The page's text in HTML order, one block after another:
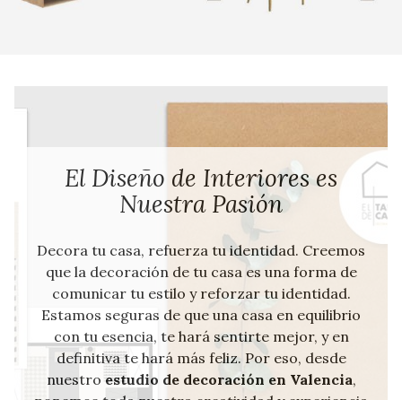
¿Te hacemos un proyecto?
Si necesitas ayuda para decorar tu casa, si no te
atreves hacer los cambios que necesita, o no
sabes por donde empezar, consúltanos y
haremosun proyecto a tu medida. Realizamos
proyectos de interiorismo, reformas, y
decoración de espacios. Hacemos todo lo
posible para que cuando entres en tu casa te
reconozcas en ella y sea el lugar donde te
sientas bien. Pásate por nuestra tienda de
El Diseño de Interiores es
Nuestra Pasión
Decora tu casa, refuerza tu identidad. Creemos
que la decoración de tu casa es una forma de
comunicar tu estilo y reforzar tu identidad.
Estamos seguras de que una casa en equilibrio
con tu esencia, te hará sentirte mejor, y en
definitiva te hará más feliz. Por eso, desde
nuestroestudio de decoración en Valencia,